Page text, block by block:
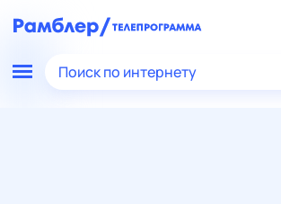
Поиск по интернету